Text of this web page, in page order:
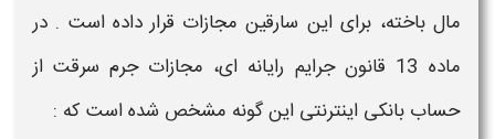
مال باخته، برای این سارقین مجازات قرار داده است . در
ماده 13 قانون جرایم رایانه ای،
مجازاتجرم سرقت از
حساب بانکی اینترنتی این گونه مشخص شده است که :